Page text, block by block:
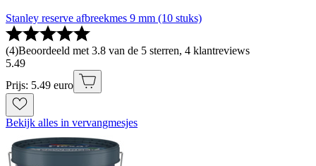
Stanley reserve afbreekmes 9 mm (10 stuks)
(4)Beoordeeld met 3.8 van de 5 sterren, 4 klantreviews
5.49
Prijs: 5.49 euro
Bekijk alles in vervangmesjes